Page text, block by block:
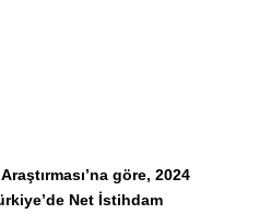
göre, 2024
Net İstihdam